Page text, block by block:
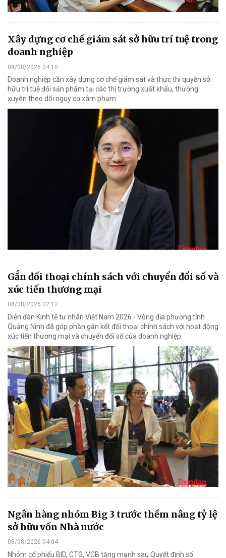
Xây dựng cơ chế giám sát sở hữu trí tuệ trong
doanh nghiệp
08/08/2026 04:10
Doanh nghiệp cần xây dựng cơ chế giám sát và thực thi quyền sở
hữu trí tuệ đối sản phẩm tại các thị trường xuất khẩu, thường
xuyên theo dõi nguy cơ xâm phạm.
Gắn đối thoại chính sách với chuyển đổi số và
xúc tiến thương mại
08/08/2026 02:12
Diễn đàn Kinh tế tư nhân Việt Nam 2026 - Vòng địa phương tỉnh
Quảng Ninh đã góp phần gắn kết đối thoại chính sách với hoạt động
xúc tiến thương mại và chuyển đổi số của doanh nghiệp.
Ngân hàng nhóm Big 3 trước thềm nâng tỷ lệ
sở hữu vốn Nhà nước
08/08/2026 04:04
Nhóm cổ phiếu BID, CTG, VCB tăng mạnh sau Quyết định số